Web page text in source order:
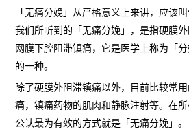
「无痛分娩」从严格意义上来讲，应该
我们所听到的「无痛分娩」，是指硬膜
网膜下腔阻滞镇痛，它是医学上称为「
的一种。
除了硬膜外阻滞镇痛以外，目前比较常
痛，镇痛药物的肌肉和静脉注射等。在所
公认最为有效的方式就是「无痛分娩」。